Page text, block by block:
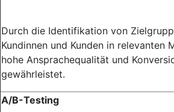
Durch die Identifikation von
Kundinnen und Kunden in relevanten
hohe Ansprachequalität und
gewährleistet.
A/B-Testing